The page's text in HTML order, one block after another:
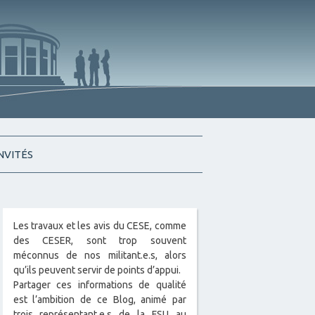
Les travaux et les avis du CESE, comme
des CESER, sont trop souvent
méconnus de nos militant.e.s, alors
qu’ils peuvent servir de points d’appui.
Partager ces informations de qualité
est l’ambition de ce Blog, animé par